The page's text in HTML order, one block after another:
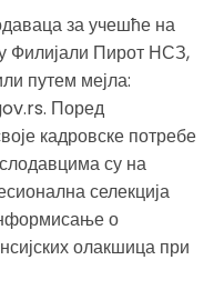
за учешће на
Филијали Пирот НСЗ,
путем мејла:
Поред
кадровске потребе
су на
селекција
о
олакшица при